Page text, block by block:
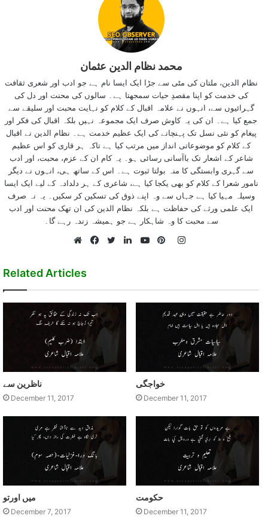
محمد نظام الدین عثمان
نظام الدین، ملتان کی مٹی سے جڑا ایک ایسا نام ہے جو ادب اور شعری ثقافت
کی خدمت کو اپنا مقصدِ حیات سمجھتا ہے۔ سالوں کی محنت اور دل کی
گہرائیوں سے، انہوں نے علامہ اقبال کے کلام کو نہایت محبت اور سلیقے سے
جمع کیا ہے۔ ان کی یہ کاوش صرف ایک مجموعہ نہیں بلکہ اقبال کی فکر اور
پیغام کو نئی نسل تک پہنچانے کی ایک عظیم خدمت ہے۔ نظام الدین نے اقبال
کے کلام کو موضوعاتی انداز میں مرتب کیا ہے تاکہ ہر قاری کو اس عظیم
شاعر کے اشعار تک باآسانی رسائی ہو۔ یہ کام ان کے عزم، محبت، اور ادب
سے گہری وابستگی کا منہ بولتا ثبوت ہے۔ اس کے ساتھ ہی، انہوں نے دیگر
نامور شعرا کے کلام کو بھی یکجا کیا ہے، شاعری کے ہر دلدادہ کے لیے ایک ایسا
وسیلہ مہیا کیا ہے جہاں سے وہ اپنے ذوق کی تسکین کر سکیں۔ یہ نہ صرف
ایک علمی ورثے کی حفاظت ہے بلکہ نظام الدین کی ان تھک محنت اور ادب
سے محبت کا وہ شاہکار ہے جو ہمیشہ زندہ رہے گا۔
Instagram
Related Articles
ناظرين سے
December 11, 2017
خواجگی
December 11, 2017
ميں اورتو
December 7, 2017
حکومت
December 11, 2017